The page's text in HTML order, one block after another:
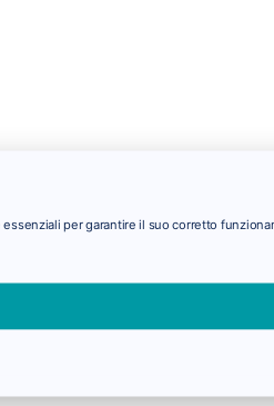
per garantire il suo corretto